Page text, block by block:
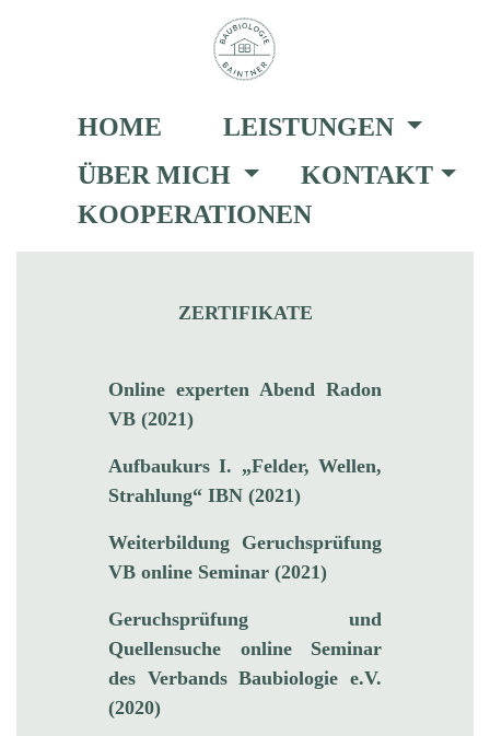
HOME
LEISTUNGEN
ÜBER MICH
KONTAKT
KOOPERATIONEN
ZERTIFIKATE
Online experten Abend Radon
VB (2021)
Aufbaukurs I. „Felder, Wellen,
Strahlung“ IBN (2021)
Weiterbildung Geruchsprüfung
VB online Seminar (2021)
Geruchsprüfung und
Quellensuche online Seminar
des Verbands Baubiologie e.V.
(2020)